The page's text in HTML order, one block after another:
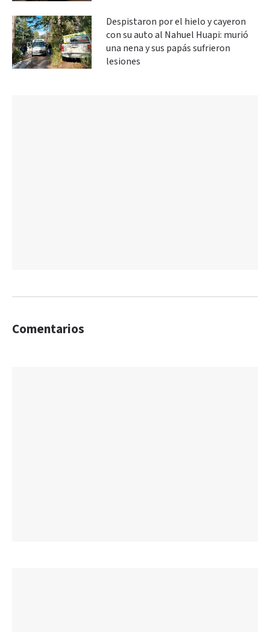
Despistaron por el hielo y cayeron
con su auto al Nahuel Huapi: murió
una nena y sus papás sufrieron
lesiones
Comentarios